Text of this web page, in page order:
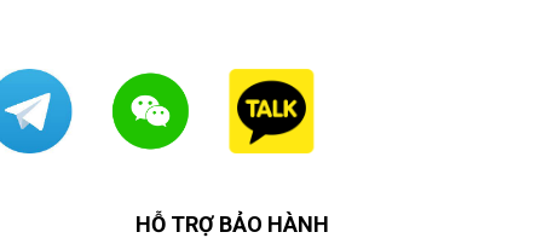
HỖ TRỢ BẢO HÀNH